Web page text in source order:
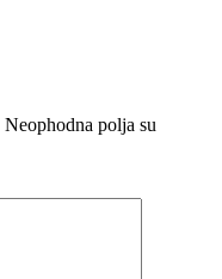
Neophodna polja su